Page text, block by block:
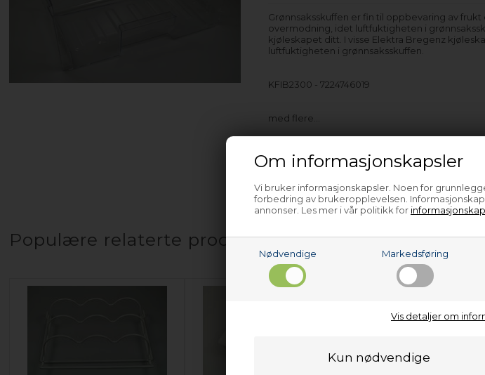
Om informasjonskapsler
Vi bruker informasjonskapsler. Noen for
forbedring av brukeropplevelsen.
annonser. Les mer i vår politikk for
Nødvendige Markedsføring
Vis detaljer om
Grønnsaksskuffen er fin til oppbevaring av
overmodning, idet luftfuktigheten i
kjøleskapet ditt. I visse Elektra Bregenz
luftfuktigheten i grønnsaksskuffen.
KFIB2300 - 7224746019
med flere…
Populære relaterte produkter